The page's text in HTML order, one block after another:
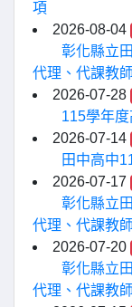
項
2026-08-04
彰化縣立
代理、代課教
2026-07-28
115學年
2026-07-14
田中高中
2026-07-17
彰化縣立
代理、代課教
2026-07-20
彰化縣立
代理、代課教